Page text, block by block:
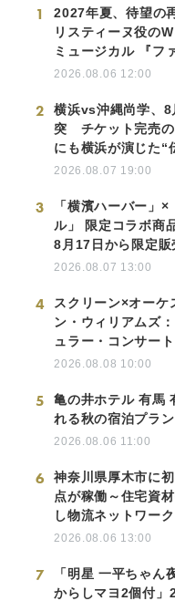
1
2027年夏、待望の
リスティーヌ役の
ミュージカル 『フ
2026.08.06 12:00
2
横浜vs沖縄尚学、
突 チケット完売
にも横浜が演じた“
2026.08.07 19:00
3
「横濱ハーバー」
ル」 限定コラボ商
8月17日から限定販
2026.08.07 13:00
4
スクリーン×オーケ
ン・ウィリアムズ
ュラー・コンサー
2026.08.08 10:00
5
亀の井ホテル 有馬
れる秋の宿泊プラ
2026.08.06 11:00
6
神奈川県厚木市に
点が稼働～住宅資
し物流ネットワー
2026.08.06 13:00
7
「明星 一平ちゃん
からしマヨ2個付